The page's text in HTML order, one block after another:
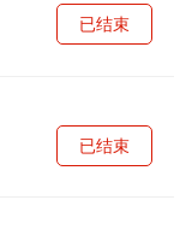
已结束
已结束